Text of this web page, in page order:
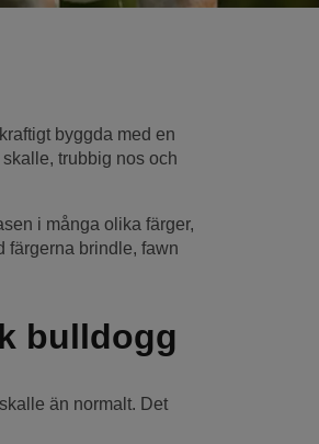
byggda med en
trubbig nos och
i många olika färger,
färgerna brindle, fawn
bulldogg
än normalt. Det